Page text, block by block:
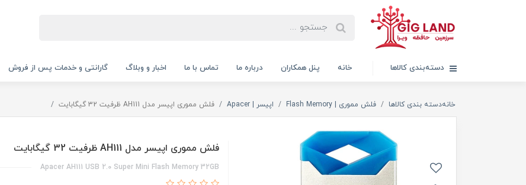
دسته‌بندی کالاها خانه پنل همکاران درباره ما تماس با ما اخبار و وبلاگ گارانتی و خدمات پس از فروش
خانهدسته بندی کالاها فلش مموری | Flash Memory اپیسر | Apacer فلش مموری اپیسر مدل AH111 ظرفیت 32 گیگابایت
فلش مموری اپیسر مدل AH111 ظرفیت 32 گیگابایت
Apacer AH111 USB 2.0 Super Mini Flash Memory 32GB